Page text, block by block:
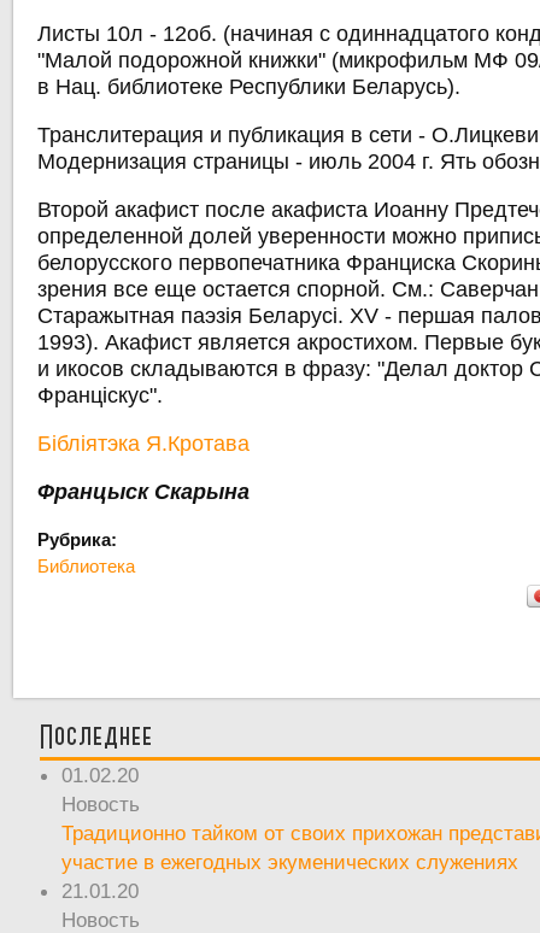
Листы 10л - 12об. (начиная с одиннадцатого
"Малой подорожной книжки" (микрофильм МФ
в Нац. библиотеке Республики Беларусь).
Транслитерация и публикация в сети -
Модернизация страницы - июль 2004 г. Ять
Второй акафист после акафиста Иоанну
определенной долей уверенности можно
белорусского первопечатника Франциска
зрения все еще остается спорной. См.:
Старажытная паэзія Беларусі. XV - першая
1993). Акафист является акростихом. Первые
и икосов складываются в фразу: "Делал доктор
Францiскус".
Бібліятэка Я.Кротава
Францыск Скарына
Рубрика:
Библиотека
Последнее
01.02.20
Новость
Традиционно тайком от своих прихожан
участие в ежегодных экуменических служениях
21.01.20
Новость